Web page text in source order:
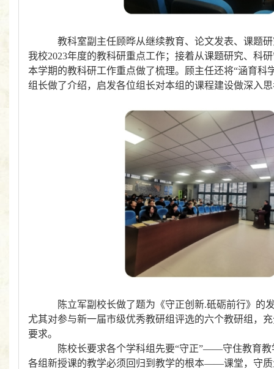
教科室副主任顾晔从继续教育、 论文发表、 课题
我校2023年度的教科研重点工作；接着从课题研究、 科
本学期的教科研工作重点做了梳理。 顾主任还将“涵育科
组长做了介绍，启发各位组长对本组的课程建设做深入
陈立军副校长做了题为《守正创新.砥砺前行》的
尤其对参与新一届市级优秀教研组评选的六个教研组 ，
要求。
陈校长要求各个学科组先要“守正”——守住教育教
各组新授课的教学必须回归到教学的根本——课堂， 守